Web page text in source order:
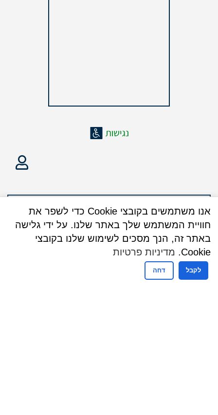
אנו משתמשים בקובצי Cookie כדי לשפר את
חוויית המשתמש שלך באתר שלנו. על ידי גלישה
באתר זה, הנך מסכים לשימוש שלנו בקובצי
Cookie.
מדיניות פרטיות
לקבל דחה